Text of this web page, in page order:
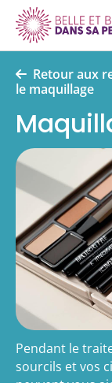
Retour aux
le maquillage
Pendant le
sourcils et vos